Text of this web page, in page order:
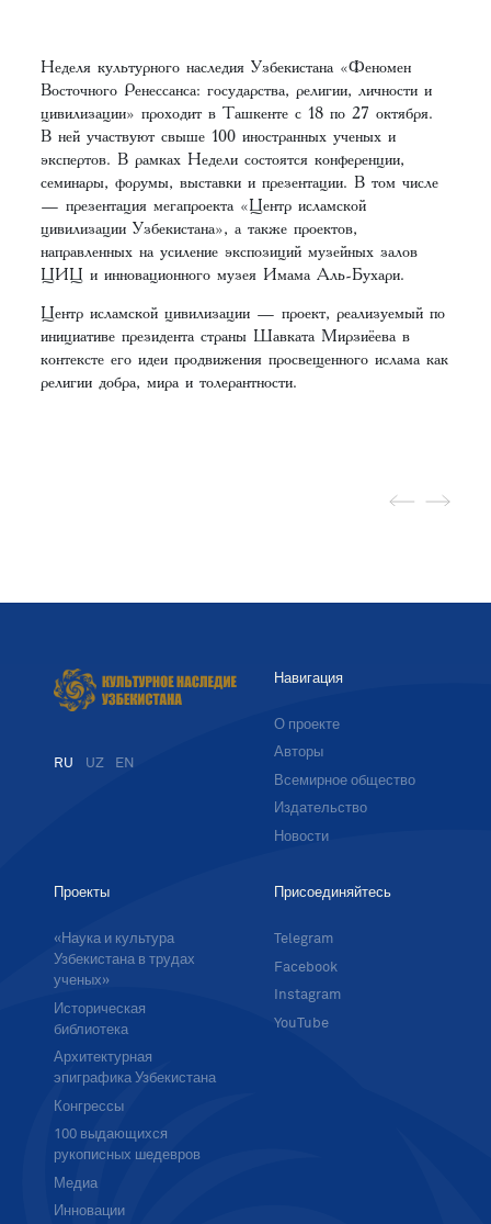
Неделя культурного наследия Узбекистана «Феномен
Восточного Ренессанса: государства, религии, личности и
цивилизации» проходит в Ташкенте с 18 по 27 октября.
В ней участвуют свыше 100 иностранных ученых и
экспертов. В рамках Недели состоятся конференции,
семинары, форумы, выставки и презентации. В том числе
— презентация мегапроекта «Центр исламской
цивилизации Узбекистана», а также проектов,
направленных на усиление экспозиций музейных залов
ЦИЦ и инновационного музея Имама Аль-Бухари.
Центр исламской цивилизации — проект, реализуемый по
инициативе президента страны Шавката Мирзиёева в
контексте его идеи продвижения просвещенного ислама как
религии добра, мира и толерантности.
RU UZ EN
Навигация
О проекте
Авторы
Всемирное общество
Издательство
Новости
Проекты
«Наука и культура
Узбекистана в трудах
ученых»
Историческая
библиотека
Архитектурная
эпиграфика Узбекистана
Конгрессы
100 выдающихся
рукописных шедевров
Медиа
Инновации
Присоединяйтесь
Telegram
Facebook
Instagram
YouTube